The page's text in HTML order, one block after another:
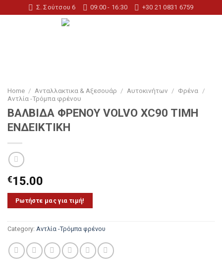
to
Σ. Σούτσου 6 09:00 - 16:30 +30 21 0831 6759
Home / Ανταλλακτικα & Αξεσουάρ / Αυτοκινήτων / Φρένα
/
Αντλία -Τρόμπα φρένου
ΒΑΛΒΙΔΑ ΦΡΕΝΟΥ VOLVO XC90 TIMH
ΕΝΔΕΙΚΤΙΚΗ
€15.00
Ρωτήστε μας για τιμή!
Category: Αντλία -Τρόμπα φρένου